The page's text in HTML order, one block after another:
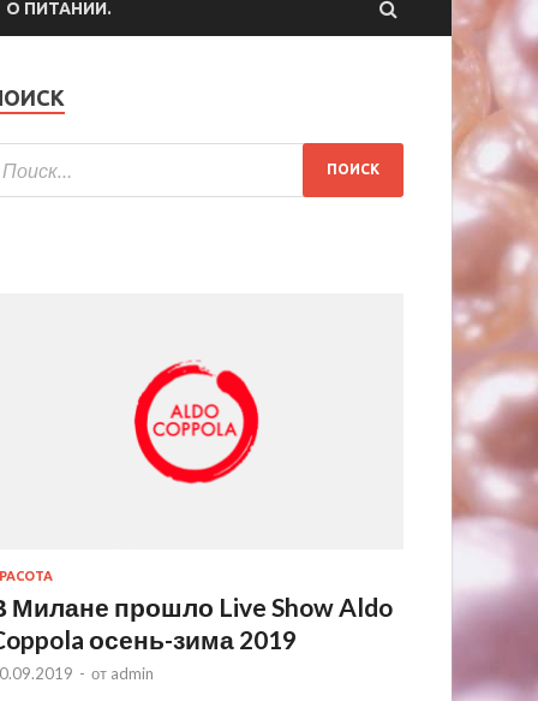
О ПИТАНИИ.
Милане прошло Live Show Aldo
осень-зима 2019
- от admin